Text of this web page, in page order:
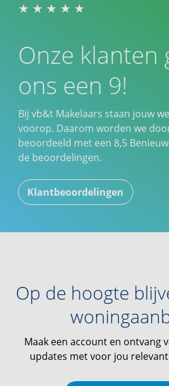
Onze klanten
ons een 9!
Bij vb&t Makelaars staan jouw
voorop. Daarom worden we
beoordeeld met een 8,5
de beoordelingen.
Klantbeoordelingen
Op de hoogte
Maak een account en ontvang
updates met voor jou